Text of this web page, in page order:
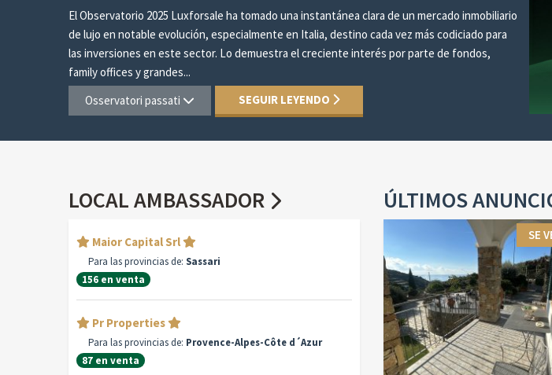
El Observatorio 2025 Luxforsale ha tomado una instantánea clara de un mercado inmobiliario
de lujo en notable evolución, especialmente en Italia, destino cada vez más codiciado para
las inversiones en este sector. Lo demuestra el creciente interés por parte de fondos,
family offices y grandes...
Osservatori passati
SEGUIR LEYENDO
LOCAL AMBASSADOR
Maior Capital Srl
Para las provincias de: Sassari
156 en venta
Pr Properties
Para las provincias de: Provence-Alpes-Côte d´Azur
87 en venta
ÚLTIMOS
SE